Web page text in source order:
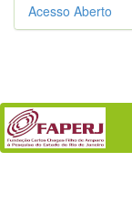
Acesso Aberto